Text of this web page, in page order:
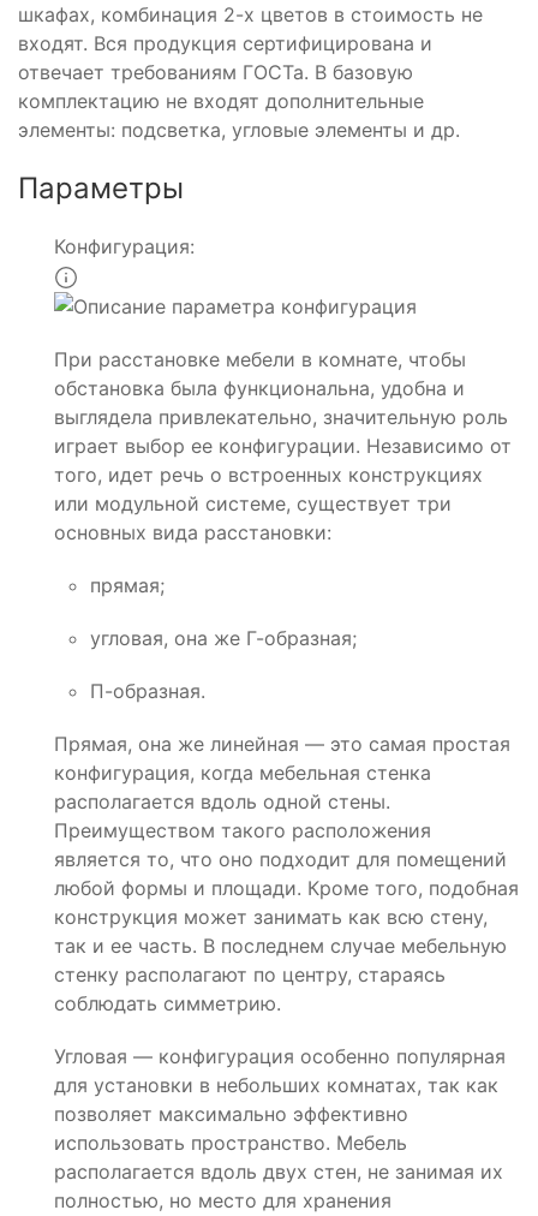
шкафах, комбинация 2-х цветов в стоимость не
входят. Вся продукция сертифицирована и
отвечает требованиям ГОСТа. В базовую
комплектацию не входят дополнительные
элементы: подсветка, угловые элементы и др.
Параметры
Конфигурация:
При расстановке мебели в комнате, чтобы
обстановка была функциональна, удобна и
выглядела привлекательно, значительную роль
играет выбор ее конфигурации. Независимо от
того, идет речь о встроенных конструкциях
или модульной системе, существует три
основных вида расстановки:
прямая;
угловая, она же Г-образная;
П-образная.
Прямая, она же линейная — это самая простая
конфигурация, когда мебельная стенка
располагается вдоль одной стены.
Преимуществом такого расположения
является то, что оно подходит для помещений
любой формы и площади. Кроме того, подобная
конструкция может занимать как всю стену,
так и ее часть. В последнем случае мебельную
стенку располагают по центру, стараясь
соблюдать симметрию.
Угловая — конфигурация особенно популярная
для установки в небольших комнатах, так как
позволяет максимально эффективно
использовать пространство. Мебель
располагается вдоль двух стен, не занимая их
полностью, но место для хранения